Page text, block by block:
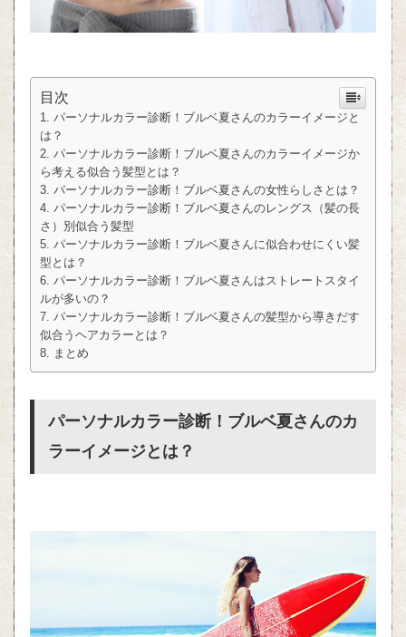
目次
パーソナルカラー診断！ブルベ夏さんのカラーイメージと
は？
パーソナルカラー診断！ブルベ夏さんのカラーイメージか
ら考える似合う髪型とは？
パーソナルカラー診断！ブルベ夏さんの女性らしさとは？
パーソナルカラー診断！ブルベ夏さんのレングス（髪の長
さ）別似合う髪型
パーソナルカラー診断！ブルベ夏さんに似合わせにくい髪
型とは？
パーソナルカラー診断！ブルベ夏さんはストレートスタイ
ルが多いの？
パーソナルカラー診断！ブルベ夏さんの髪型から導きだす
似合うヘアカラーとは？
まとめ
パーソナルカラー診断！ブルベ夏さんのカ
ラーイメージとは？